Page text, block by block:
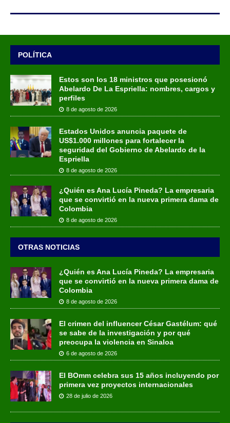
POLÍTICA
Estos son los 18 ministros que posesionó
Abelardo De La Espriella: nombres, cargos y
perfiles
8 de agosto de 2026
Estados Unidos anuncia paquete de
US$1.000 millones para fortalecer la
seguridad del Gobierno de Abelardo de la
Espriella
8 de agosto de 2026
¿Quién es Ana Lucía Pineda? La empresaria
que se convirtió en la nueva primera dama de
Colombia
8 de agosto de 2026
OTRAS NOTICIAS
¿Quién es Ana Lucía Pineda? La empresaria
que se convirtió en la nueva primera dama de
Colombia
8 de agosto de 2026
El crimen del influencer César Gastélum: qué
se sabe de la investigación y por qué
preocupa la violencia en Sinaloa
6 de agosto de 2026
El BOmm celebra sus 15 años incluyendo por
primera vez proyectos internacionales
28 de julio de 2026